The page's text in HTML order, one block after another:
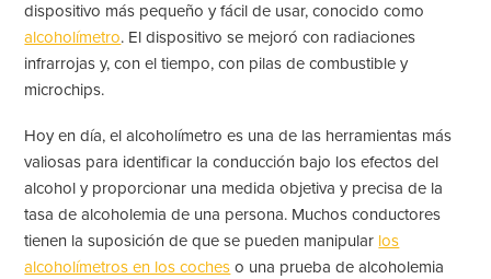
dispositivo más pequeño y fácil de usar, conocido como
alcoholímetro. El dispositivo se mejoró con radiaciones
infrarrojas y, con el tiempo, con pilas de combustible y
microchips.
Hoy en día, el alcoholímetro es una de las herramientas más
valiosas para identificar la conducción bajo los efectos del
alcohol y proporcionar una medida objetiva y precisa de la
tasa de alcoholemia de una persona. Muchos conductores
tienen la suposición de que se pueden manipular los
alcoholímetros en los coches o una prueba de alcoholemia